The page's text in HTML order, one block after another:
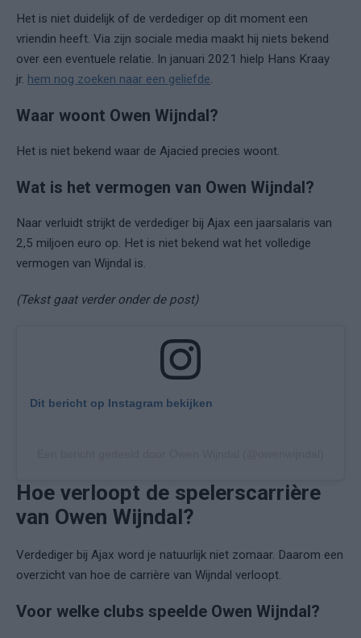
Het is niet duidelijk of de verdediger op dit moment een
vriendin heeft. Via zijn sociale media maakt hij niets bekend
over een eventuele relatie. In januari 2021 hielp Hans Kraay
jr. hem nog zoeken naar een geliefde.
Waar woont Owen Wijndal?
Het is niet bekend waar de Ajacied precies woont.
Wat is het vermogen van Owen Wijndal?
Naar verluidt strijkt de verdediger bij Ajax een jaarsalaris van
2,5 miljoen euro op. Het is niet bekend wat het volledige
vermogen van Wijndal is.
(Tekst gaat verder onder de post)
Dit bericht op Instagram bekijken
Hoe verloopt de spelerscarrière
van Owen Wijndal?
Verdediger bij Ajax word je natuurlijk niet zomaar. Daarom een
overzicht van hoe de carrière van Wijndal verloopt.
Voor welke clubs speelde Owen Wijndal?